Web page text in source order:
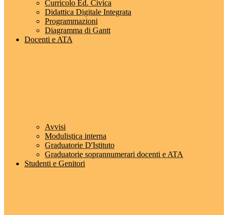
Curricolo Ed. Civica
Didattica Digitale Integrata
Programmazioni
Diagramma di Gantt
Docenti e ATA
Avvisi
Modulistica interna
Graduatorie D'Istituto
Graduatorie soprannumerari docenti e ATA
Studenti e Genitori